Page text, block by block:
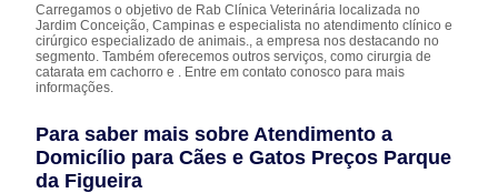
Carregamos o objetivo de Rab Clínica Veterinária localizada no
Jardim Conceição, Campinas e especialista no atendimento clínico e
cirúrgico especializado de animais., a empresa nos destacando no
segmento. Também oferecemos outros serviços, como cirurgia de
catarata em cachorro e . Entre em contato conosco para mais
informações.
Para saber mais sobre Atendimento a
Domicílio para Cães e Gatos Preços Parque
da Figueira